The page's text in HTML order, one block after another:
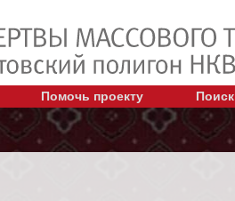
Помочь проекту Поиск